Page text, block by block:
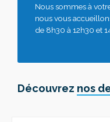
Nous sommes à
nous vous
de 8h30 à 12h30 et
Découvrez nos